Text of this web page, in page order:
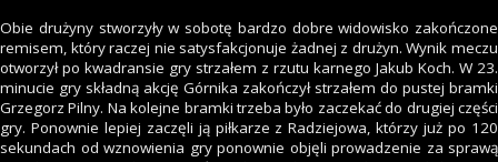
Obie drużyny stworzyły w sobotę bardzo dobre widowisko zakończone
remisem, który raczej nie satysfakcjonuje żadnej z drużyn. Wynik meczu
otworzył po kwadransie gry strzałem z rzutu karnego Jakub Koch. W 23.
minucie gry składną akcję Górnika zakończył strzałem do pustej bramki
Grzegorz Pilny. Na kolejne bramki trzeba było zaczekać do drugiej części
gry. Ponownie lepiej zaczęli ją piłkarze z Radziejowa, którzy już po 120
sekundach od wznowienia gry ponownie objęli prowadzenie za sprawą